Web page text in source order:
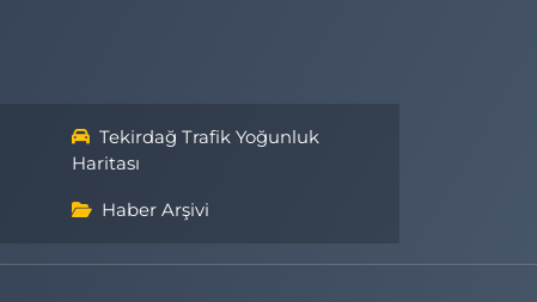
Tekirdağ Trafik Yoğunluk
Haritası
Haber Arşivi